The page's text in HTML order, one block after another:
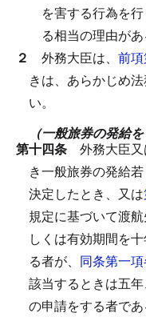
を害する行為を
る相当の理由が
２ 外務大臣は、 前
きは、あらかじめ
い。
（一般旅券の発給
第十四条 外務大臣又
き一般旅券の発給
決定したとき、又は
規定に基づいて渡
しくは有効期間を
る者が、 同条第一
該当するときは五
の申請をする者で